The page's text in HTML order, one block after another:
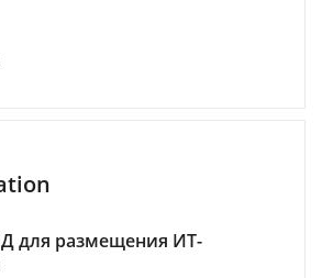
для размещения ИТ-